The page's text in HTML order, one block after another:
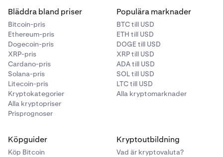
Bläddra bland priser
Bitcoin-pris
Ethereum-pris
Dogecoin-pris
XRP-pris
Cardano-pris
Solana-pris
Litecoin-pris
Kryptokategorier
Alla kryptopriser
Prisprognoser
Populära marknader
BTC till USD
ETH till USD
DOGE till USD
XRP till USD
ADA till USD
SOL till USD
LTC till USD
Alla kryptomarknader
Köpguider
Köp Bitcoin
Kryptoutbildning
Vad är kryptovaluta?